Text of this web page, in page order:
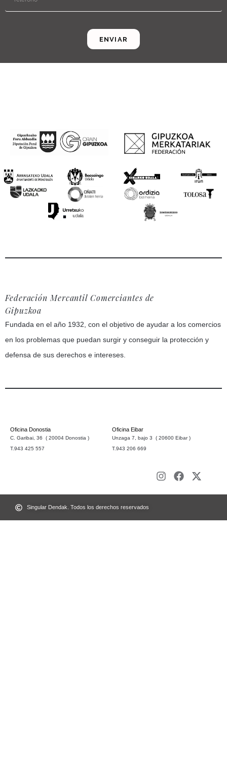
ENVIAR
Federación Mercantil Comerciantes de
Gipuzkoa
Fundada en el año 1932, con el objetivo de ayudar a los comercios
en los problemas que puedan surgir y conseguir la protección y
defensa de sus derechos e intereses.
Oficina Donostia
C. Garibai, 36 ( 20004 Donostia )
T.943 425 557
Oficina Eibar
Unzaga 7, bajo 3 ( 20600 Eibar )
T.943 206 669
Singular Dendak. Todos los derechos reservados